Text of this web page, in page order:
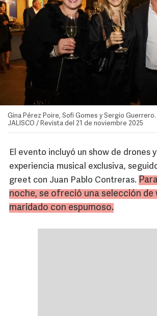
Gina Pérez Poire, Sofi Gomes y Sergio Guerrero.
JALISCO / Revista del 21 de noviembre 2025
El evento incluyó un show de drones
experiencia musical exclusiva,
greet con Juan Pablo Contreras.
noche, se ofreció una selección de
maridado con espumoso.